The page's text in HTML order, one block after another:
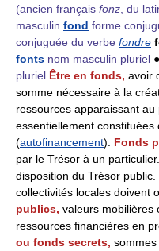
(ancien français fonz , du
masculin fond forme
conjuguée du verbe fondre
fonts nom masculin pluriel ●
pluriel Être en fonds, avoir
somme nécessaire à la
ressources apparaissant au
essentiellement
(autofinancement). Fonds
par le Trésor à un particulier.
disposition du Trésor
collectivités locales doivent
publics, valeurs mobilières
ressources financières en
ou fonds secrets,